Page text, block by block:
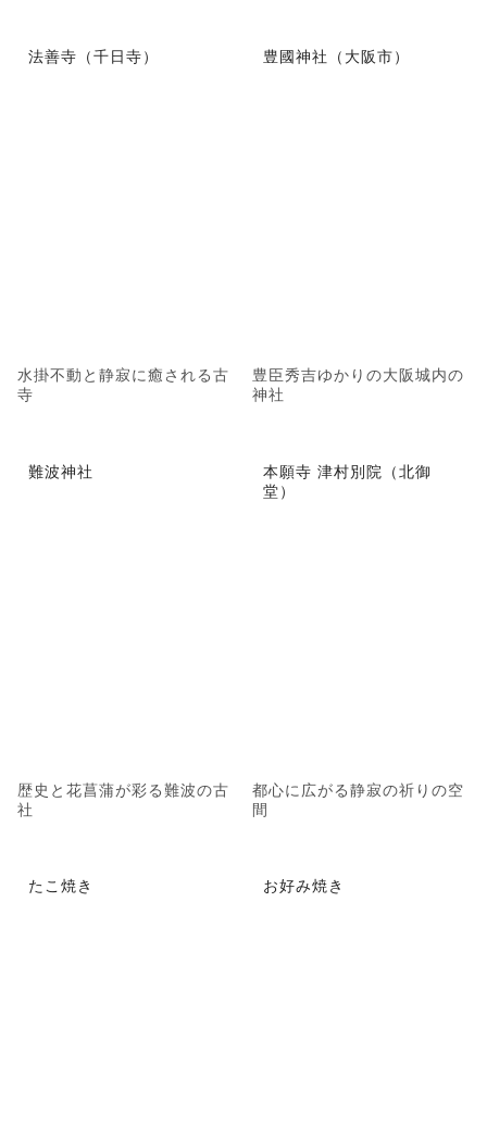
法善寺（千日寺）
水掛不動と静寂に癒される古
寺
豊國神社（大阪市）
豊臣秀吉ゆかりの大阪城内の
神社
難波神社
歴史と花菖蒲が彩る難波の古
社
本願寺 津村別院（北御
堂）
都心に広がる静寂の祈りの空
間
たこ焼き お好み焼き